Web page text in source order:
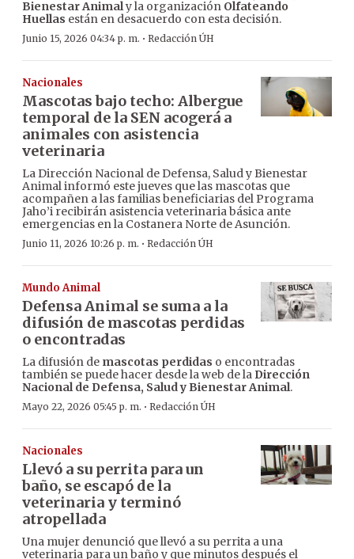
Bienestar Animaly la organización Olfateando
Huellas están en desacuerdo con esta decisión.
Junio 15, 2026 04:34 p. m. · Redacción ÚH
Nacionales
Mascotas bajo techo: Albergue
temporal de la SEN acogerá a
animales con asistencia
veterinaria
La Dirección Nacional de Defensa, Salud y Bienestar
Animal informó este jueves que las mascotas que
acompañen a las familias beneficiarias del Programa
Jaho’i recibirán asistencia veterinaria básica ante
emergencias en la Costanera Norte de Asunción.
Junio 11, 2026 10:26 p. m. · Redacción ÚH
Mundo Animal
Defensa Animal se suma a la
difusión de mascotas perdidas
o encontradas
La difusión de mascotas perdidas o encontradas
también se puede hacer desde la web de la Dirección
Nacional de Defensa, Salud y Bienestar Animal.
Mayo 22, 2026 05:45 p. m. · Redacción ÚH
Nacionales
Llevó a su perrita para un
baño, se escapó de la
veterinaria y terminó
atropellada
Una mujer denunció que llevó a su perrita a una
veterinaria para un baño y que minutos después el